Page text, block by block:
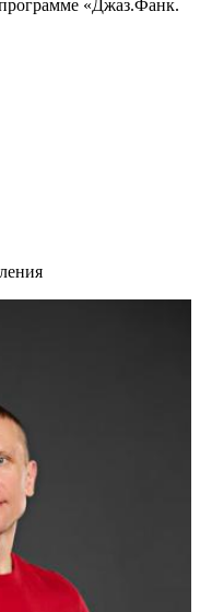
«Джаз.Фанк.